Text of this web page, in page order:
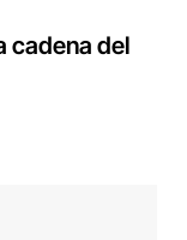
cadena del